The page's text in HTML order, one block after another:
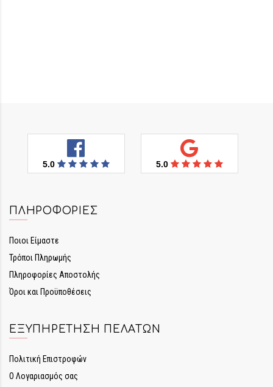
5.0 5.0
ΠΛΗΡΟΦΟΡΊΕΣ
Ποιοι Είμαστε
Τρόποι Πληρωμής
Πληροφορίες Αποστολής
Όροι και Προϋποθέσεις
ΕΞΥΠΗΡΈΤΗΣΗ ΠΕΛΑΤΏΝ
Πολιτική Επιστροφών
Ο Λογαριασμός σας